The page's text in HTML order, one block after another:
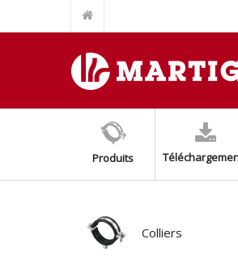
SUPPORT BASE FIXTRUT INOX
SUPPORT AUXILIARE POUR
BASE AVEC ÉCROU M8+M10
AMORTISSEURS DE SOL AVEC
COLLIER BLANC POUR LES
KIT DE SUPPORT DE
PROFIL PERCÉ FIXTRUT INOX
COLLIER ISOPHONIQUE
Produits
Colliers